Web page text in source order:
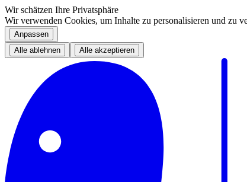
Wir schätzen Ihre Privatsphäre
Wir verwenden Cookies, um Inhalte zu personalisieren und zu
Anpassen
Alle ablehnen
Alle akzeptieren